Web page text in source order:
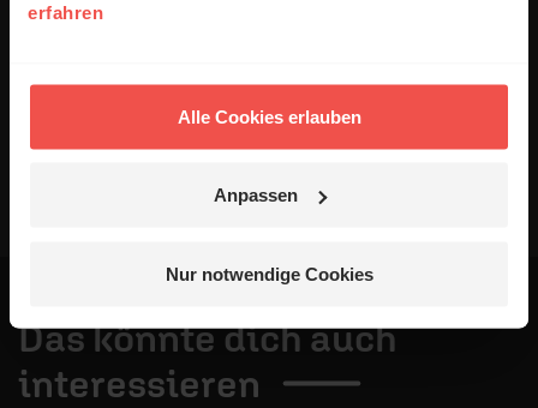
erfahren
Alle Cookies erlauben
Anpassen
Nur notwendige Cookies
Absenden
Das könnte dich auch
interessieren